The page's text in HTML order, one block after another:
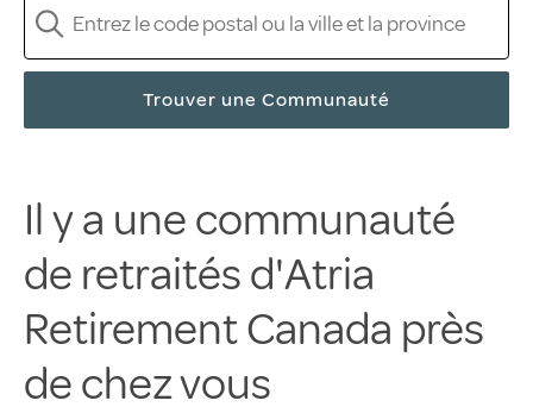
Trouver une Communauté
Il y a une communauté
de retraités d'Atria
Retirement Canada près
de chez vous